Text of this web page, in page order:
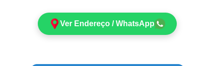
Ver Endereço / WhatsApp